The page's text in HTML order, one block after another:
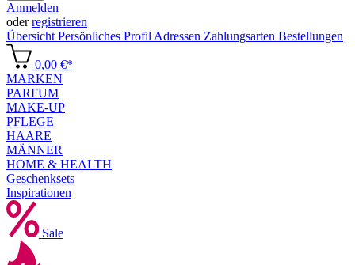
Anmelden
oderregistrieren
Übersicht Persönliches Profil Adressen Zahlungsarten Bestellungen
0,00 €*
MARKEN
PARFUM
MAKE-UP
PFLEGE
HAARE
MÄNNER
HOME & HEALTH
Geschenksets
Inspirationen
Sale